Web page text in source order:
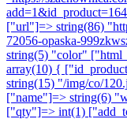
["url"]=> string(86)
72056-opaska-
string(5) "color"
array(10) {
string(15) "/img/co/
["name"]=> string(6)
["qty"]=> int(1)